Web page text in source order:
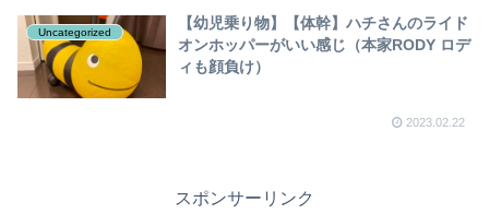
Uncategorized
【幼児乗り物】【体幹】ハチさんのライド
オンホッパーがいい感じ（本家RODY ロデ
ィも顔負け）
2023.02.22
スポンサーリンク